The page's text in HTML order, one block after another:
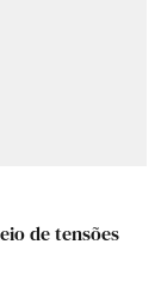
de tensões